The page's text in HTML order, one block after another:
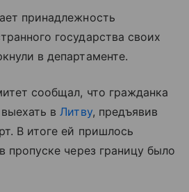
принадлежность
государства своих
в департаменте.
сообщал, что гражданка
вЛитву, предъявив
В итоге ей пришлось
пропуске через границу было